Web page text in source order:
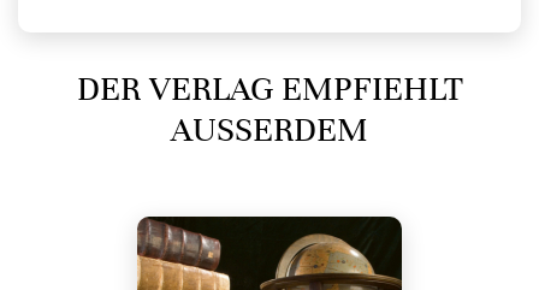
DER VERLAG EMPFIEHLT
AUSSERDEM